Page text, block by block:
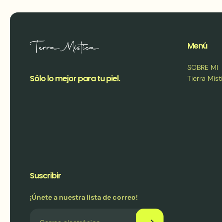
Sólo lo mejor para tu piel.
Menú
SOBRE MI
Tierra
Suscribir
¡Únete a nuestra lista de correo!